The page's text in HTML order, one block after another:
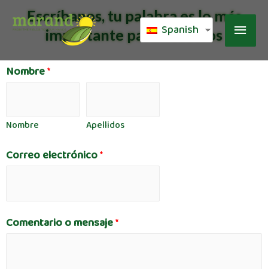
Spanish
Escríbanos, tu palabra es lo más
importante para nosotros
Nombre*
Nombre Apellidos
Correo electrónico*
Comentario o mensaje*